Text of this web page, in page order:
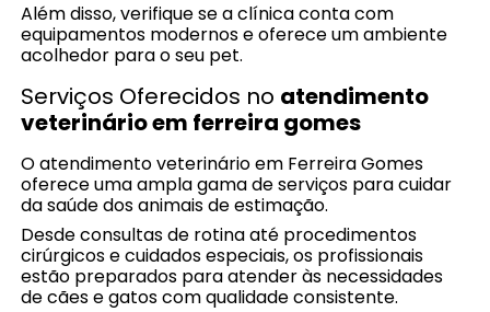
Além disso, verifique se a clínica conta com
equipamentos modernos e oferece um ambiente
acolhedor para o seu pet.
Serviços Oferecidos no atendimento
veterinário em ferreira gomes
O atendimento veterinário em Ferreira Gomes
oferece uma ampla gama de serviços para cuidar
da saúde dos animais de estimação.
Desde consultas de rotina até procedimentos
cirúrgicos e cuidados especiais, os profissionais
estão preparados para atender às necessidades
de cães e gatos com qualidade consistente.